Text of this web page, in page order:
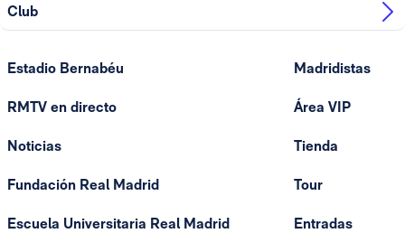
Club
Estadio Bernabéu
RMTV en directo
Noticias
Fundación Real Madrid
Escuela Universitaria Real Madrid
Madridistas
Área VIP
Tienda
Tour
Entradas